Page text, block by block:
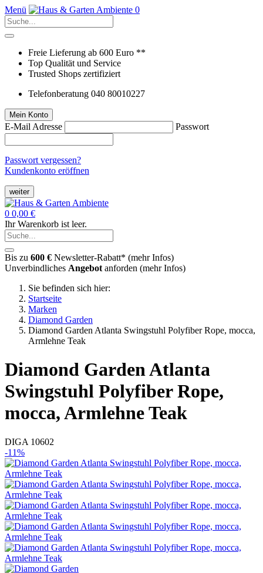
Menü 0
Freie Lieferung ab 600 Euro **
Top Qualität und Service
Trusted Shops zertifiziert
Telefonberatung 040 80010227
Mein Konto
E-Mail Adresse Passwort
Passwort vergessen?
Kundenkonto eröffnen
weiter
0 0,00 €
Ihr Warenkorb ist leer.
Bis zu 600 € Newsletter-Rabatt* (mehr Infos)
Unverbindliches Angebot anforden (mehr Infos)
Sie befinden sich hier:
Startseite
Marken
Diamond Garden
Diamond Garden Atlanta Swingstuhl Polyfiber Rope, mocca,
Armlehne Teak
Diamond GardenAtlanta
Swingstuhl Polyfiber Rope,
mocca, Armlehne Teak
DIGA 10602
-11%